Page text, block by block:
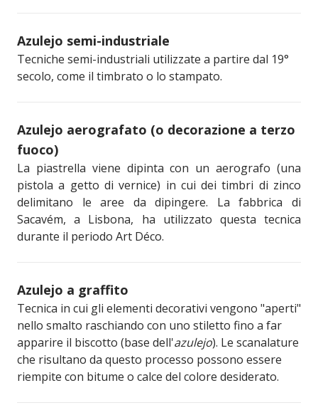
Azulejo semi-industriale
Tecniche semi-industriali utilizzate a partire dal 19°
secolo, come il timbrato o lo stampato.
Azulejo aerografato (o decorazione a terzo
fuoco)
La piastrella viene dipinta con un aerografo (una
pistola a getto di vernice) in cui dei timbri di zinco
delimitano le aree da dipingere. La fabbrica di
Sacavém, a Lisbona, ha utilizzato questa tecnica
durante il periodo Art Déco.
Azulejo a graffito
Tecnica in cui gli elementi decorativi vengono "aperti"
nello smalto raschiando con uno stiletto fino a far
apparire il biscotto (base dell'azulejo). Le scanalature
che risultano da questo processo possono essere
riempite con bitume o calce del colore desiderato.